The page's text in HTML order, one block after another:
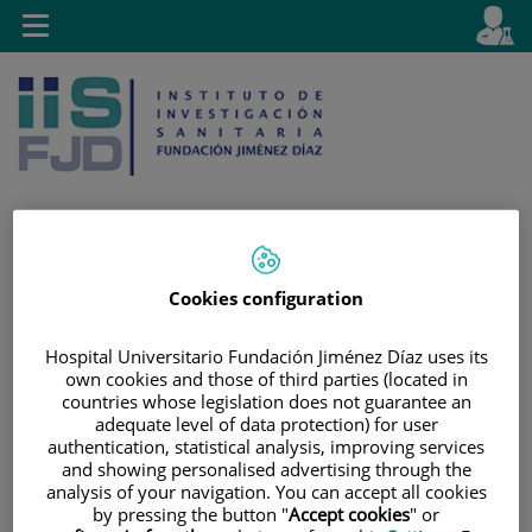
Saltar al contenido
activo
es
Toggle
navigation
Cookies configuration
Hospital Universitario Fundación Jiménez Díaz uses its
own cookies and those of third parties (located in
countries whose legislation does not guarantee an
adequate level of data protection) for user
authentication, statistical analysis, improving services
and showing personalised advertising through the
analysis of your navigation. You can accept all cookies
by pressing the button "Accept cookies" or